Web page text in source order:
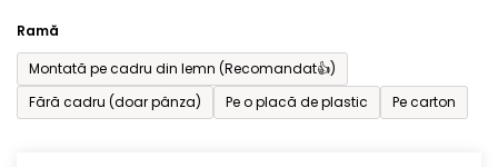
Ramă
Montată pe cadru din lemn (Recomandat👍)
Fără cadru (doar pânza)
Pe o placă de plastic Pe carton